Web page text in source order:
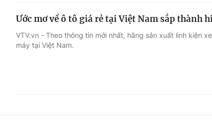
Ước mơ về ô tô giá rẻ tại Việt Nam sắp thành
VTV.vn - Theo thông tin mới nhất, hãng sản xuất linh kiện
máy tại Việt Nam.